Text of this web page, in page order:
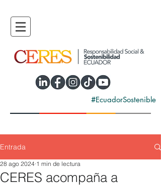
#EcuadorSostenible
Entrada
CERES acompaña a
28 ago 2024 1 min de lectura